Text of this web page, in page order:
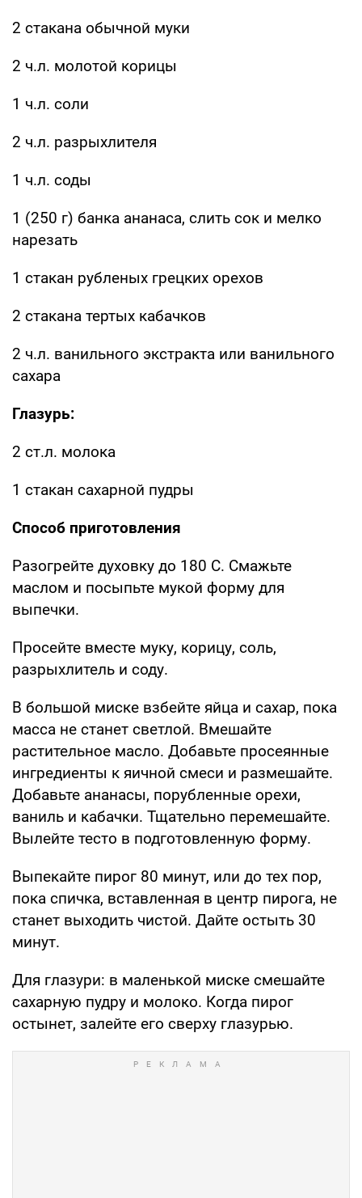
2 стакана обычной муки
2 ч.л. молотой корицы
1 ч.л. соли
2 ч.л. разрыхлителя
1 ч.л. соды
1 (250 г) банка ананаса, слить сок и мелко
нарезать
1 стакан рубленых грецких орехов
2 стакана тертых кабачков
2 ч.л. ванильного экстракта или ванильного
сахара
Глазурь:
2 ст.л. молока
1 стакан сахарной пудры
Способ приготовления
Разогрейте духовку до 180 С. Смажьте
маслом и посыпьте мукой форму для
выпечки.
Просейте вместе муку, корицу, соль,
разрыхлитель и соду.
В большой миске взбейте яйца и сахар, пока
масса не станет светлой. Вмешайте
растительное масло. Добавьте просеянные
ингредиенты к яичной смеси и размешайте.
Добавьте ананасы, порубленные орехи,
ваниль и кабачки. Тщательно перемешайте.
Вылейте тесто в подготовленную форму.
Выпекайте пирог 80 минут, или до тех пор,
пока спичка, вставленная в центр пирога, не
станет выходить чистой. Дайте остыть 30
минут.
Для глазури: в маленькой миске смешайте
сахарную пудру и молоко. Когда пирог
остынет, залейте его сверху глазурью.